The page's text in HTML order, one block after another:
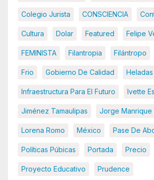
Colegio Jurista CONSCIENCIA
Cultura Dolar Featured Felipe
FEMINISTA Filantropia Filántropo
Frio Gobierno De Calidad Heladas
Infraestructura Para El Futuro Ivette
Jiménez Tamaulipas Jorge Manrique
Lorena Romo México Pase De
Políticas Púbicas Portada Precio
Proyecto Educativo Prudence